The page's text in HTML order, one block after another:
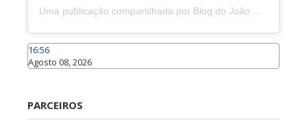
Uma publicação compartilhada por Blog do João Marcolino (@joaomarcolinoneto)
16:56
Agosto 08, 2026
PARCEIROS